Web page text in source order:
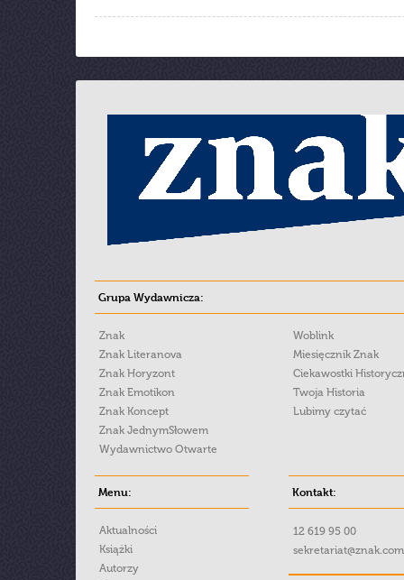
Grupa Wydawnicza:
Znak
Znak Literanova
Znak Horyzont
Znak Emotikon
Znak Koncept
Znak JednymSłowem
Wydawnictwo Otwarte
Woblink
Miesięcznik Znak
Ciekawostki
Twoja Historia
Lubimy czytać
Menu:
Aktualności
Książki
Autorzy
Kontakt:
12 619 95 00